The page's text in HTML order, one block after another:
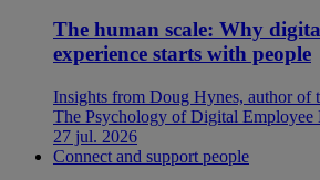
The human scale: Why
experience starts with people
Insights from Doug Hynes, author of
The Psychology of Digital Employee
27 jul. 2026
Connect and support people